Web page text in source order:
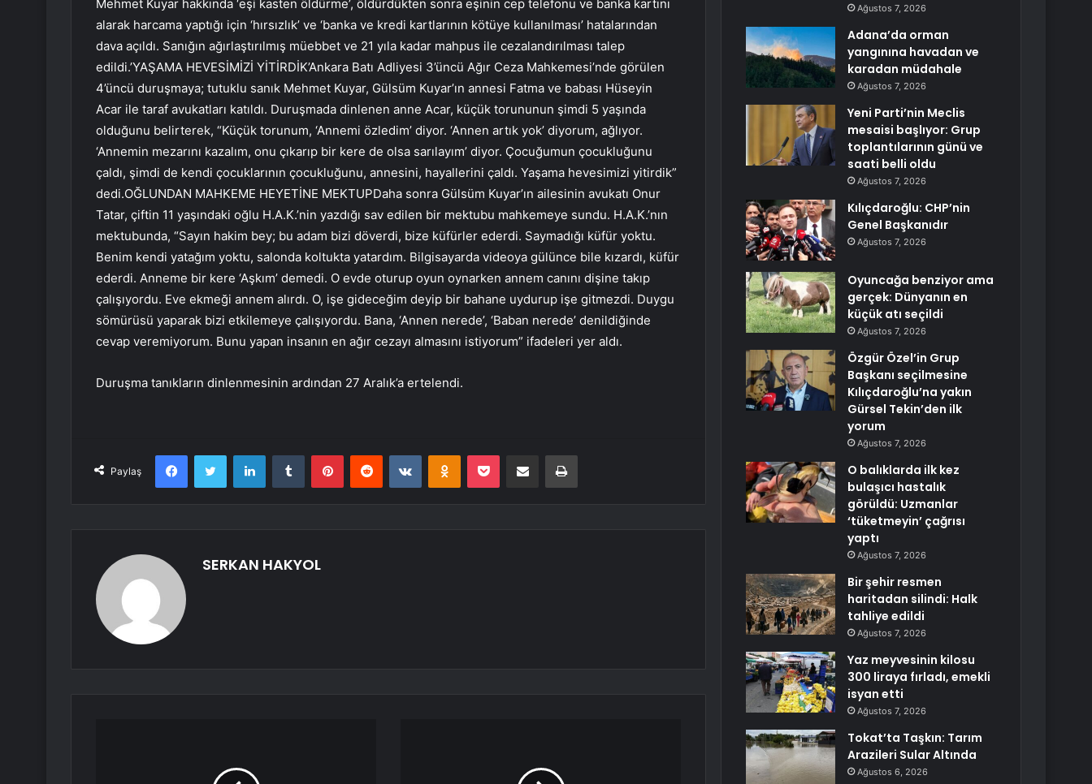
Mehmet Kuyar hakkında ‘eşi kasten öldürme’, öldürdükten sonra eşinin cep telefonu ve banka kartını
alarak harcama yaptığı için ‘hırsızlık’ ve ‘banka ve kredi kartlarının kötüye kullanılması’ hatalarından
dava açıldı. Sanığın ağırlaştırılmış müebbet ve 21 yıla kadar mahpus ile cezalandırılması talep
edildi.’YAŞAMA HEVESİMİZİ YİTİRDİK’Ankara Batı Adliyesi 3’üncü Ağır Ceza Mahkemesi’nde görülen
4’üncü duruşmaya; tutuklu sanık Mehmet Kuyar, Gülsüm Kuyar’ın annesi Fatma ve babası Hüseyin
Acar ile taraf avukatları katıldı. Duruşmada dinlenen anne Acar, küçük torununun şimdi 5 yaşında
olduğunu belirterek, “Küçük torunum, ‘Annemi özledim’ diyor. ‘Annen artık yok’ diyorum, ağlıyor.
‘Annemin mezarını kazalım, onu çıkarıp bir kere de olsa sarılayım’ diyor. Çocuğumun çocukluğunu
çaldı, şimdi de kendi çocuklarının çocukluğunu, annesini, hayallerini çaldı. Yaşama hevesimizi yitirdik”
dedi.OĞLUNDAN MAHKEME HEYETİNE MEKTUPDaha sonra Gülsüm Kuyar’ın ailesinin avukatı Onur
Tatar, çiftin 11 yaşındaki oğlu H.A.K.’nin yazdığı sav edilen bir mektubu mahkemeye sundu. H.A.K.’nın
mektubunda, “Sayın hakim bey; bu adam bizi döverdi, bize küfürler ederdi. Saymadığı küfür yoktu.
Benim kendi yatağım yoktu, salonda koltukta yatardım. Bilgisayarda videoya gülünce bile kızardı, küfür
ederdi. Anneme bir kere ‘Aşkım’ demedi. O evde oturup oyun oynarken annem canını dişine takıp
çalışıyordu. Eve ekmeği annem alırdı. O, işe gideceğim deyip bir bahane uydurup işe gitmezdi. Duygu
sömürüsü yaparak bizi etkilemeye çalışıyordu. Bana, ‘Annen nerede’, ‘Baban nerede’ denildiğinde
cevap veremiyorum. Bunu yapan insanın en ağır cezayı almasını istiyorum” ifadeleri yer aldı.
Duruşma tanıkların dinlenmesinin ardından 27 Aralık’a ertelendi.
Paylaş
FacebookTwitter LinkedInTumblr PinterestReddit VKontakteOdnoklassniki
Pocket E-Posta ile paylaş Yazdır
SERKAN HAKYOL
Ağustos 7, 2026
Adana’da orman
yangınına havadan ve
karadan müdahale
Ağustos 7, 2026
Yeni Parti’nin Meclis
mesaisi başlıyor: Grup
toplantılarının günü ve
saati belli oldu
Ağustos 7, 2026
Kılıçdaroğlu: CHP’nin
Genel Başkanıdır
Ağustos 7, 2026
Oyuncağa benziyor ama
gerçek: Dünyanın en
küçük atı seçildi
Ağustos 7, 2026
Özgür Özel’in Grup
Başkanı seçilmesine
Kılıçdaroğlu’na yakın
Gürsel Tekin’den ilk
yorum
Ağustos 7, 2026
O balıklarda ilk kez
bulaşıcı hastalık
görüldü: Uzmanlar
‘tüketmeyin’ çağrısı
yaptı
Ağustos 7, 2026
Bir şehir resmen
haritadan silindi: Halk
tahliye edildi
Ağustos 7, 2026
Yaz meyvesinin kilosu
300 liraya fırladı, emekli
isyan etti
Ağustos 7, 2026
Tokat’ta Taşkın: Tarım
Arazileri Sular Altında
Ağustos 6, 2026